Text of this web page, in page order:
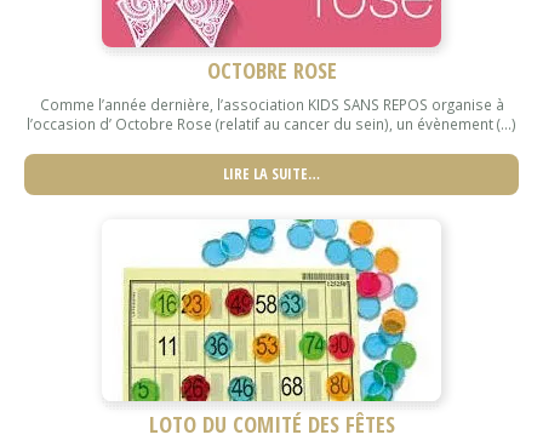
OCTOBRE ROSE
Comme l’année dernière, l’association KIDS SANS REPOS organise à
l’occasion d’ Octobre Rose (relatif au cancer du sein), un évènement (...)
LIRE LA SUITE…
LOTO DU COMITÉ DES FÊTES